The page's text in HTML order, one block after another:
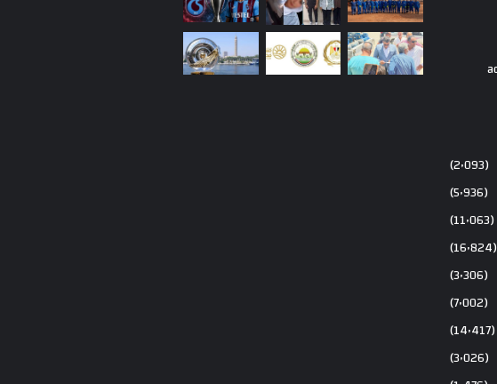
(2٬093)
(5٬936)
(11٬063)
(16٬824)
(3٬306)
(7٬002)
(14٬417)
(3٬026)